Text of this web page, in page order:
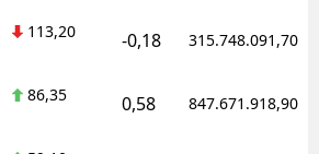
113,20 -0,18 315.748.091,70
86,35 0,58 847.671.918,90